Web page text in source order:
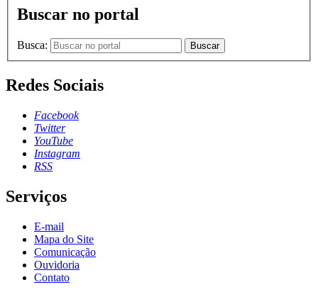
Buscar no portal
Busca: Buscar
Redes Sociais
Facebook
Twitter
YouTube
Instagram
RSS
Serviços
E-mail
Mapa do Site
Comunicação
Ouvidoria
Contato